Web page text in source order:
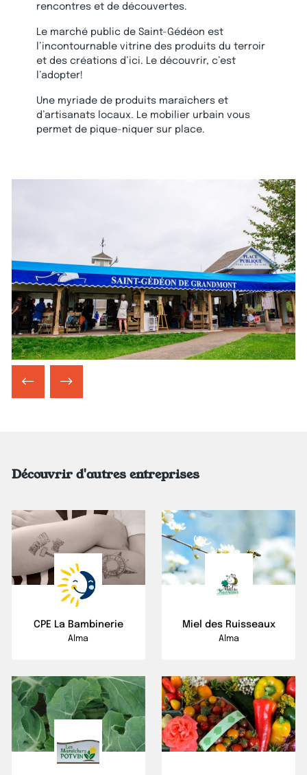
rencontres et de découvertes.
Le marché public de Saint-Gédéon est
l’incontournable vitrine des produits du terroir
et des créations d’ici. Le découvrir, c’est
l’adopter!
Une myriade de produits maraîchers et
d’artisanats locaux. Le mobilier urbain vous
permet de pique-niquer sur place.
Découvrir d'autres entreprises
CPE La Bambinerie
Alma
Miel des Ruisseaux
Alma